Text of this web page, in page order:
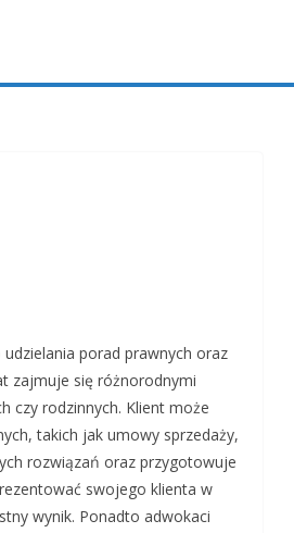
porad prawnych oraz
zajmuje się różnorodnymi
czy rodzinnych. Klient może
takich jak umowy sprzedaży,
rozwiązań oraz przygotowuje
swojego klienta w
wynik. Ponadto adwokaci